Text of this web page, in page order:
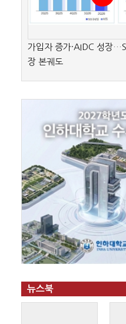
가입자 증가·AIDC 성장
장 본궤도
뉴스북